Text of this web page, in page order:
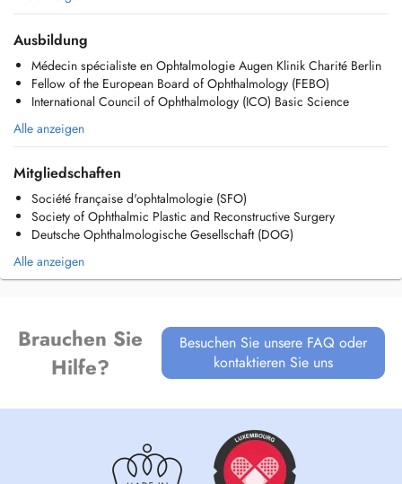
Chirurgie esthétique et reconstructice des paupières
Botox
Pour tout type de CHIRURGIE n'hésitez pas de nous contacter par
Rendez-vous pour les enfants à partir de 16 ans.
Tel +352 28 86 72
Mail:contact@copp.lu
Ausbildung
Médecin spécialiste en Ophtalmologie Augen Klinik Charité Berlin
Fellow of the European Board of Ophthalmology (FEBO)
International Council of Ophthalmology (ICO) Basic Science
Alle anzeigen
Mitgliedschaften
Société française d'ophtalmologie (SFO)
Society of Ophthalmic Plastic and Reconstructive Surgery
Deutsche Ophthalmologische Gesellschaft (DOG)
Alle anzeigen
Brauchen Sie
Hilfe?
Besuchen Sie unsere FAQ oder
kontaktieren Sie uns